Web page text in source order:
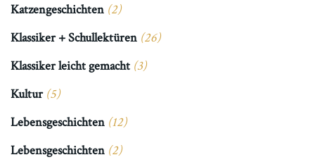
Katzengeschichten (2)
Klassiker + Schullektüren (26)
Klassiker leicht gemacht (3)
Kultur(5)
Lebensgeschichten (12)
Lebensgeschichten (2)